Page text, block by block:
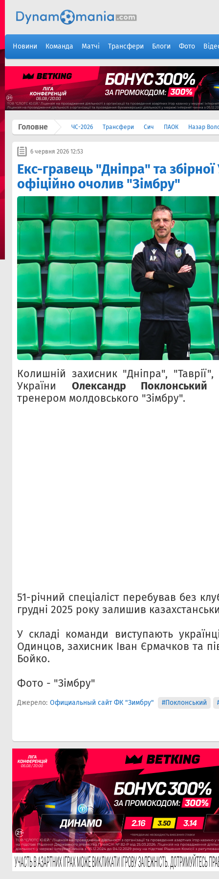
Новини Команда Матчі Трансфери Блоги Фото
Головне ЧС-2026 Трансфери Сич ПАОК Назар
6 червня 2026 12:53
Екс-гравець "Дніпра" та
офіційно очолив "Зімбру"
Колишній захисник "Дніпра", "Таврії",
України Олександр Поклонський
тренером молдовського "Зімбру".
51-річний спеціаліст перебував без
грудні 2025 року залишив
У складі команди виступають
Одинцов, захисник Іван Єрмачков та
Бойко.
Фото - "Зімбру"
Джерело: Официальный сайт ФК "Зимбру" #Поклонський